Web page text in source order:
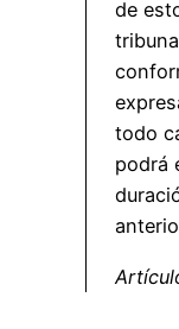
de
todo
podrá